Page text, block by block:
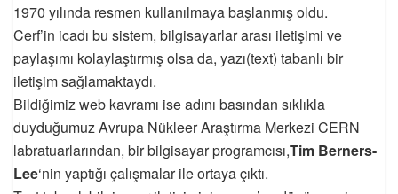
1970 yılında resmen kullanılmaya başlanmış oldu.
Cerf’in icadı bu sistem, bilgisayarlar arası iletişimi ve
paylaşımı kolaylaştırmış olsa da, yazı(text) tabanlı bir
iletişim sağlamaktaydı.
Bildiğimiz web kavramı ise adını basından sıklıkla
duyduğumuz Avrupa Nükleer Araştırma Merkezi CERN
labratuarlarından, bir bilgisayar programcısı,Tim Berners-
Lee‘nin yaptığı çalışmalar ile ortaya çıktı.